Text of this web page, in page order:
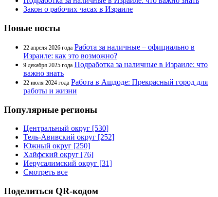
Закон о рабочих часах в Израиле
Новые посты
22 апреля 2026 года Работа за наличные – официально в
Израиле: как это возможно?
9 декабря 2025 года Подработка за наличные в Израиле: что
важно знать
22 июля 2024 года Работа в Ашдоде: Прекрасный город для
работы и жизни
Популярные регионы
Центральный округ [530]
Тель-Авивский округ [252]
Южный округ [250]
Хайфский округ [76]
Иерусалимский округ [31]
Смотреть все
Поделиться QR-кодом